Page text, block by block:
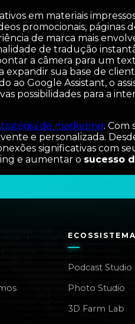
em materiais
promocionais, páginas
de marca mais
de tradução
a câmera para um
expandir sua base de
ao Google Assistant, o
possibilidades para a
de marketing. Com
e personalizada.
significativas com
e aumentar o sucesso
ECOSSISTEMA
Podcast Studio
Photo Studio
3D Farm Lab